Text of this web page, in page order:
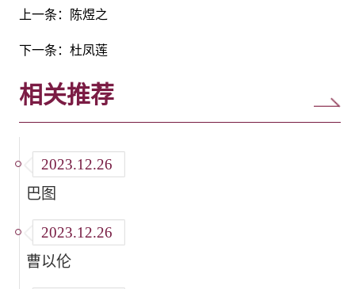
上一条： 陈煜之
下一条： 杜凤莲
相关推荐
2023.12.26
巴图
2023.12.26
曹以伦